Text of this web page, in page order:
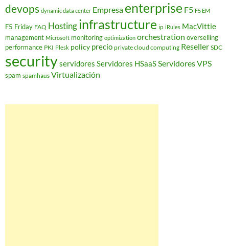
devops dynamic data center Empresa enterprise F5 F5 EM
F5 Friday FAQ Hostinginfrastructure ip iRules MacVittie
management Microsoft monitoring optimization orchestration overselling
performance PKI Plesk policy precio private cloud computing Reseller SDC
securityservidores Servidores HSaaSServidores VPS
spam spamhaus Virtualización